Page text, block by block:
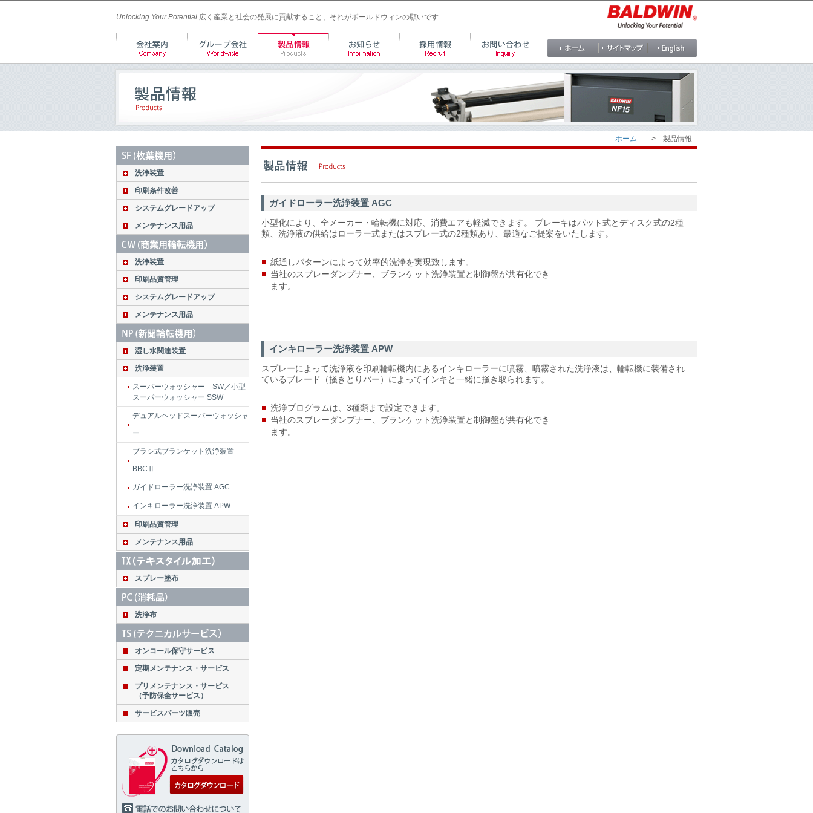
Unlocking Your Potential 広く産業と社会の発展に貢献すること、それがボールドウィンの願いです
ホーム > 製品情報
洗浄装置
印刷条件改善
システムグレードアップ
メンテナンス用品
洗浄装置
印刷品質管理
システムグレードアップ
メンテナンス用品
湿し水関連装置
洗浄装置
スーパーウォッシャー SW／小型
スーパーウォッシャー SSW
デュアルヘッドスーパーウォッシャ
ー
ブラシ式ブランケット洗浄装置
BBCⅡ
ガイドローラー洗浄装置 AGC
インキローラー洗浄装置 APW
印刷品質管理
メンテナンス用品
スプレー塗布
洗浄布
オンコール保守サービス
定期メンテナンス・サービス
プリメンテナンス・サービス
（予防保全サービス）
サービスパーツ販売
ガイドローラー洗浄装置 AGC
小型化により、全メーカー・輪転機に対応、消費エアも軽減できます。 ブレーキはパット式とディスク式の2種
類、洗浄液の供給はローラー式またはスプレー式の2種類あり、最適なご提案をいたします。
紙通しパターンによって効率的洗浄を実現致します。
当社のスプレーダンプナー、ブランケット洗浄装置と制御盤が共有化でき
ます。
インキローラー洗浄装置 APW
スプレーによって洗浄液を印刷輪転機内にあるインキローラーに噴霧、噴霧された洗浄液は、輪転機に装備され
ているブレード（掻きとりバー）によってインキと一緒に掻き取られます。
洗浄プログラムは、3種類まで設定できます。
当社のスプレーダンプナー、ブランケット洗浄装置と制御盤が共有化でき
ます。